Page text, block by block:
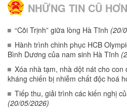
NHỮNG TIN CŨ HƠN
“Cõi Trịnh” giữa lòng Hà Tĩnh (20/
Hành trình chinh phục HCB
Bình Dương của nam sinh Hà Tĩnh
Xóa nhà tạm, nhà dột nát cho
kháng chiến bị nhiễm chất độc hoá
Tiếp thu, giải trình các kiến nghị
(20/05/2026)